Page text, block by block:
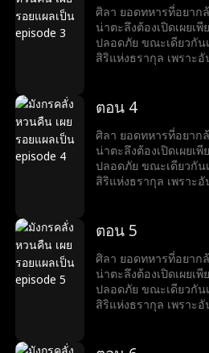
ศิลา ยอดทหารที่อยาก
น่าตะลึงต้องเปิดเผยเ
ปลอดภัย ขณะเดียวกั
สิริแห่งธรากุล เพราะ
อุปสรรคได้ทุกครั้ง
ตอน 4
ศิลา ยอดทหารที่อยาก
น่าตะลึงต้องเปิดเผยเ
ปลอดภัย ขณะเดียวกั
สิริแห่งธรากุล เพราะ
อุปสรรคได้ทุกครั้ง
ตอน 5
ศิลา ยอดทหารที่อยาก
น่าตะลึงต้องเปิดเผยเ
ปลอดภัย ขณะเดียวกั
สิริแห่งธรากุล เพราะ
อุปสรรคได้ทุกครั้ง